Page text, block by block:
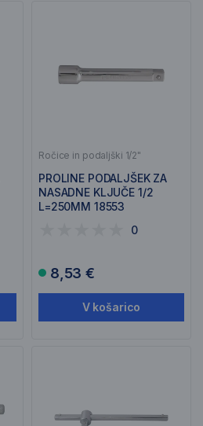
Ročice in podaljški 1/2"
PROLINE PODALJŠEK ZA
NASADNE KLJUČE 1/2
L=250MM 18553
0
8,53 €
V košarico